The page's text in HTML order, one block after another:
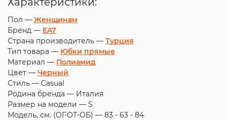
Пол — Женщинам
Бренд — EA7
Страна производитель — Турция
Тип товара — Юбки прямые
Материал — Полиамид
Цвет — Черный
Стиль — Casual
Родина бренда — Италия
Размер на модели — S
Модель, см. (ОГ-ОТ-ОБ) — 83 - 63 - 84